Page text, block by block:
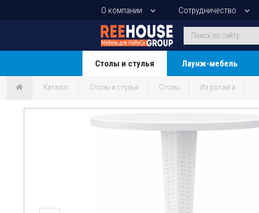
О компании Сотрудничество
Столы и стулья Лаунж-мебель
Каталог Столы и стулья Столы Из ротанга